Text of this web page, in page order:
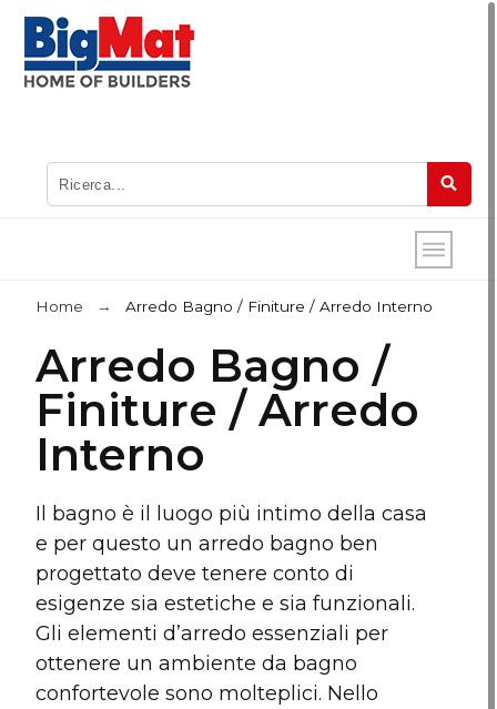
Home Arredo Bagno / Finiture / Arredo Interno
Arredo Bagno /
Finiture / Arredo
Interno
Il bagno è il luogo più intimo della casa
e per questo un arredo bagno ben
progettato deve tenere conto di
esigenze sia estetiche e sia funzionali.
Gli elementi d’arredo essenziali per
ottenere un ambiente da bagno
confortevole sono molteplici. Nello